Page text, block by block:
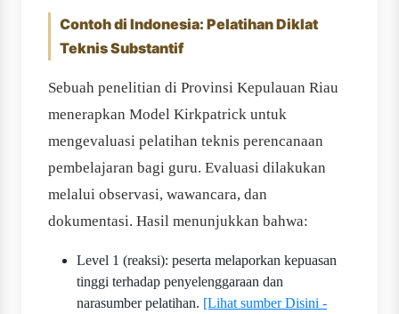
Contoh di Indonesia: Pelatihan Diklat
Teknis Substantif
Sebuah penelitian di Provinsi Kepulauan Riau
menerapkan Model Kirkpatrick untuk
mengevaluasi pelatihan teknis perencanaan
pembelajaran bagi guru. Evaluasi dilakukan
melalui observasi, wawancara, dan
dokumentasi. Hasil menunjukkan bahwa:
Level 1 (reaksi): peserta melaporkan kepuasan
tinggi terhadap penyelenggaraan dan
narasumber pelatihan. [Lihat sumber Disini -